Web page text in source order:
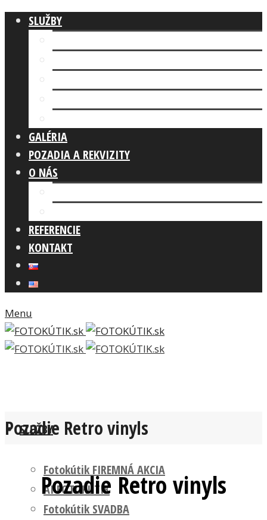
SLUŽBY
GALÉRIA
POZADIA A REKVIZITY
O NÁS
REFERENCIE
KONTAKT
Menu
SLUŽBY
Fotokútik FIREMNÁ AKCIA
AI FOTOKÚTIK
Fotokútik SVADBA
Pozadie Retro vinyls
Pozadie Retro vinyls